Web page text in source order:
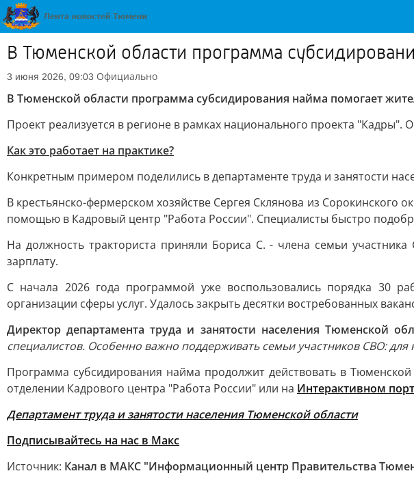
В Тюменской области программа
3 июня 2026, 09:03 Официально
В Тюменской области программа субсидирования найма помогает
Проект реализуется в регионе в рамках национального проекта
Как это работает на практике?
Конкретным примером поделились в департаменте труда и занятости
В крестьянско-фермерском хозяйстве Сергея Склянова из Сорокинского
помощью в Кадровый центр "Работа России". Специалисты быстро
На должность тракториста приняли Бориса С. - члена семьи
зарплату.
С начала 2026 года программой уже воспользовались порядка 30
организации сферы услуг. Удалось закрыть десятки востребованных
Директор департамента труда и занятости населения Тюменской
специалистов. Особенно важно поддерживать семьи участников СВО:
Программа субсидирования найма продолжит действовать в
отделении Кадрового центра "Работа России" или на Интерактивном
Департамент труда и занятости населения Тюменской области
Подписывайтесь на нас в Макс
Источник: Канал в МАКС "Информационный центр Правительства